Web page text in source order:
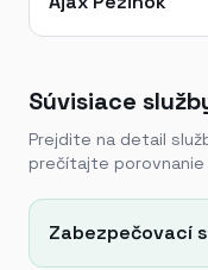
Súvisiace
Prejdite na detail
prečítajte
Zabezpečovací